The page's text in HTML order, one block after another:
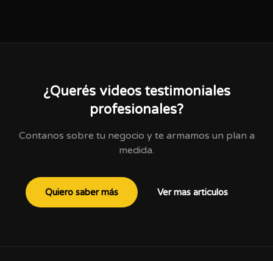
¿Querés videos testimoniales
profesionales?
Contanos sobre tu negocio y te armamos un plan a
medida.
Quiero saber más Ver mas articulos